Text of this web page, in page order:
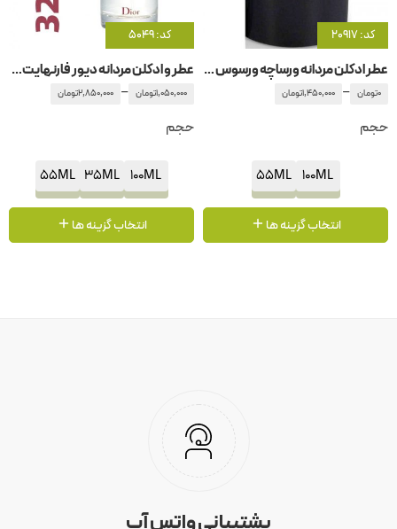
کد: 20917
عطر ادکلن مردانه ورساچه ورسوس یومو
0تومان –
1,450,000تومان
حجم
100ML
55ML
انتخاب گزینه ها
کد: 5049
عطر و ادکلن مردانه دیور فارنهایت32
1,050,000تومان –
2,850,000تومان
حجم
100ML
35ML
55ML
انتخاب گزینه ها